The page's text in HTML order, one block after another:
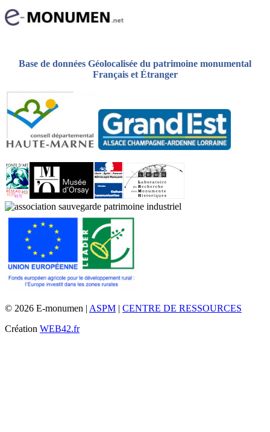
Base de données Géolocalisée du patrimoine monumental
Français et Étranger
© 2026 E-monumen | ASPM | CENTRE DE RESSOURCES
Création WEB42.fr